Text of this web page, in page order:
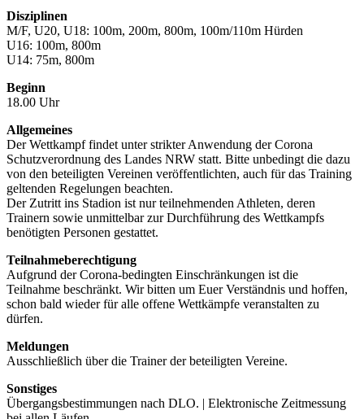
Disziplinen
M/F, U20, U18: 100m, 200m, 800m, 100m/110m Hürden
U16: 100m, 800m
U14: 75m, 800m
Beginn
18.00 Uhr
Allgemeines
Der Wettkampf findet unter strikter Anwendung der Corona
Schutzverordnung des Landes NRW statt. Bitte unbedingt die dazu
von den beteiligten Vereinen veröffentlichten, auch für das Training
geltenden Regelungen beachten.
Der Zutritt ins Stadion ist nur teilnehmenden Athleten, deren
Trainern sowie unmittelbar zur Durchführung des Wettkampfs
benötigten Personen gestattet.
Teilnahmeberechtigung
Aufgrund der Corona-bedingten Einschränkungen ist die
Teilnahme beschränkt. Wir bitten um Euer Verständnis und hoffen,
schon bald wieder für alle offene Wettkämpfe veranstalten zu
dürfen.
Meldungen
Ausschließlich über die Trainer der beteiligten Vereine.
Sonstiges
Übergangsbestimmungen nach DLO. | Elektronische Zeitmessung